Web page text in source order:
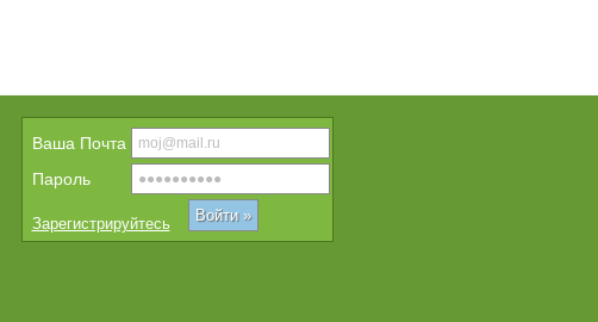
Вашa Почта
Пароль
Зарегистрируйтесь